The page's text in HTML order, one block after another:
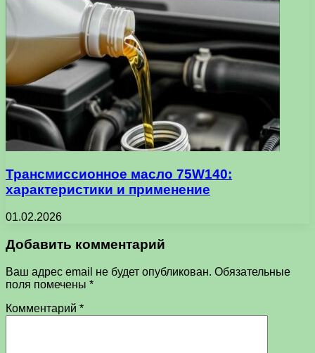
Трансмиссионное масло 75W140:
характеристики и применение
01.02.2026
Добавить комментарий
Ваш адрес email не будет опубликован. Обязательные
поля помечены *
Комментарий *